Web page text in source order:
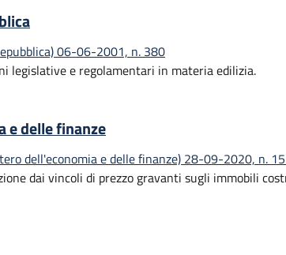
06-06-2001, n. 380
legislative e regolamentari in materia edilizia.
e delle finanze
dell'economia e delle finanze) 28-09-2020, n.
dai vincoli di prezzo gravanti sugli immobili